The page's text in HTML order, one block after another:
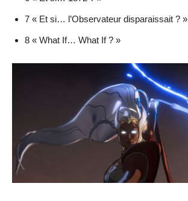
7 « Et si… l’Observateur disparaissait ? »
8 « What If… What If ? »